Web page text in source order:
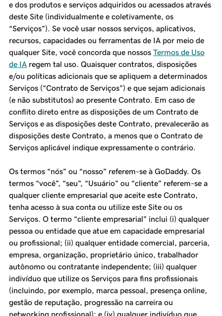
e dos produtos e serviços adquiridos ou acessados através
deste Site (individualmente e coletivamente, os
“Serviços”). Se você usar nossos serviços, aplicativos,
recursos, capacidades ou ferramentas de IA por meio de
qualquer Site, você concorda que nossos Termos de Uso
de IA regem tal uso. Quaisquer contratos, disposições
e/ou políticas adicionais que se apliquem a determinados
Serviços (“Contrato de Serviços”) e que sejam adicionais
(e não substitutos) ao presente Contrato. Em caso de
conflito direto entre as disposições de um Contrato de
Serviços e as disposições deste Contrato, prevalecerão as
disposições deste Contrato, a menos que o Contrato de
Serviços aplicável indique expressamente o contrário.
Os termos “nós” ou “nosso” referem-se à GoDaddy. Os
termos “você”, “seu”, “Usuário” ou “cliente” referem-se a
qualquer cliente empresarial que aceite este Contrato,
tenha acesso à sua conta ou utilize este Site ou os
Serviços. O termo “cliente empresarial” inclui (i) qualquer
pessoa ou entidade que atue em capacidade empresarial
ou profissional; (ii) qualquer entidade comercial, parceria,
empresa, organização, proprietário único, trabalhador
autônomo ou contratante independente; (iii) qualquer
indivíduo que utilize os Serviços para fins profissionais
(incluindo, por exemplo, marca pessoal, presença online,
gestão de reputação, progressão na carreira ou
networking profissional); e (iv) qualquer indivíduo que